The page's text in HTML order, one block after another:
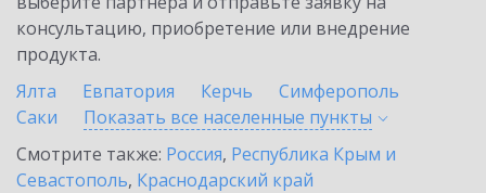
консультацию, приобретение или внедрение
продукта.
Ялта
Евпатория Керчь
Симферополь
Саки
Показать все населенные пункты
Смотрите также: Россия, Республика Крым и
Севастополь, Краснодарский край